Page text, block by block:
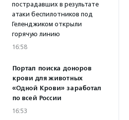
пострадавших в результате
атаки беспилотников под
Геленджиком открыли
горячую линию
16:58
Портал поиска доноров
крови для животных
«Одной Крови» заработал
по всей России
16:53